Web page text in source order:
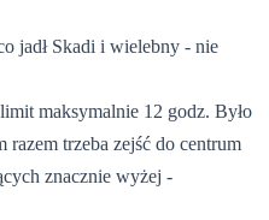
jadł Skadi i wielebny - nie
maksymalnie 12 godz. Było
razem trzeba zejść do centrum
znacznie wyżej -